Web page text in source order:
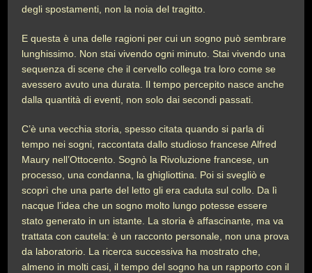
degli spostamenti, non la noia del tragitto.
E questa è una delle ragioni per cui un sogno può sembrare
lunghissimo. Non stai vivendo ogni minuto. Stai vivendo una
sequenza di scene che il cervello collega tra loro come se
avessero avuto una durata. Il tempo percepito nasce anche
dalla quantità di eventi, non solo dai secondi passati.
C’è una vecchia storia, spesso citata quando si parla di
tempo nei sogni, raccontata dallo studioso francese Alfred
Maury nell’Ottocento. Sognò la Rivoluzione francese, un
processo, una condanna, la ghigliottina. Poi si svegliò e
scoprì che una parte del letto gli era caduta sul collo. Da lì
nacque l’idea che un sogno molto lungo potesse essere
stato generato in un istante. La storia è affascinante, ma va
trattata con cautela: è un racconto personale, non una prova
da laboratorio. La ricerca successiva ha mostrato che,
almeno in molti casi, il tempo del sogno ha un rapporto con il